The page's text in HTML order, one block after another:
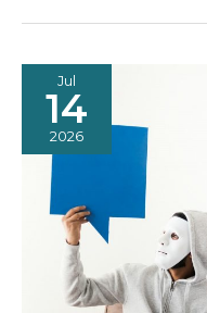
Jul
14
2026